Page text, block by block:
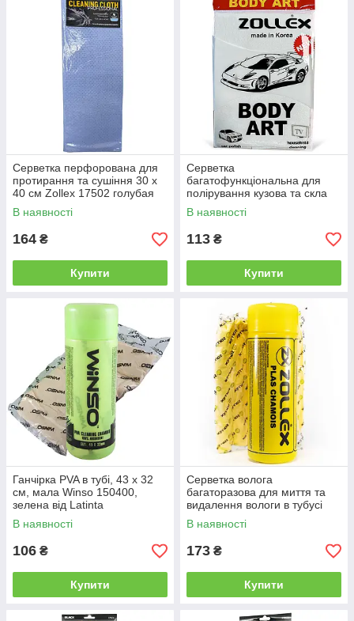
Серветка перфорована для
протирання та сушіння 30 x
40 см Zollex 17502 голубая
від Latinta
В наявності
164 ₴
Купити
Серветка
багатофункціональна для
полірування кузова та скла
Zollex ZT-004 від Latinta
В наявності
113 ₴
Купити
Ганчірка PVA в тубі, 43 x 32
см, мала Winso 150400,
зелена від Latinta
В наявності
106 ₴
Купити
Серветка волога
багаторазова для миття та
видалення вологи в тубусі
велика 62 x 41 см Zollex ZTF-
010 від Latinta
В наявності
173 ₴
Купити